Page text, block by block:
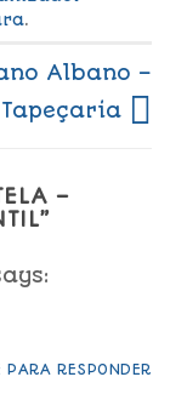
.
Albano –
–
”
PARA RESPONDER